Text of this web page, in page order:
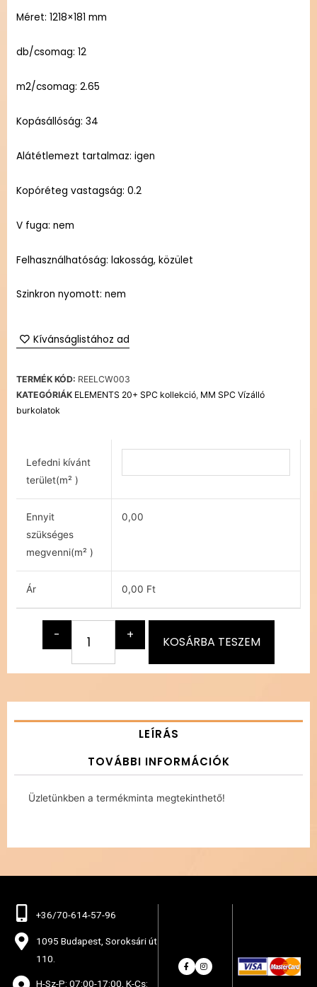
Méret: 1218×181 mm
db/csomag: 12
m2/csomag: 2.65
Kopásállóság: 34
Alátétlemezt tartalmaz: igen
Kopóréteg vastagság: 0.2
V fuga: nem
Felhasználhatóság: lakosság, közület
Szinkron nyomott: nem
Kívánságlistához ad
TERMÉK KÓD: REELCW003
KATEGÓRIÁK ELEMENTS 20+ SPC kollekció, MM SPC Vízálló
burkolatok
Lefedni kívánt
terület(m² )
Ennyit
szükséges
megvenni(m² )
0,00
Ár 0,00 Ft
- + KOSÁRBA TESZEM
LEÍRÁS
TOVÁBBI INFORMÁCIÓK
Üzletünkben a termékminta megtekinthető!
+36/70-614-57-96
1095 Budapest, Soroksári út
110.
H-Sz-P: 07:00-17:00, K-Cs: